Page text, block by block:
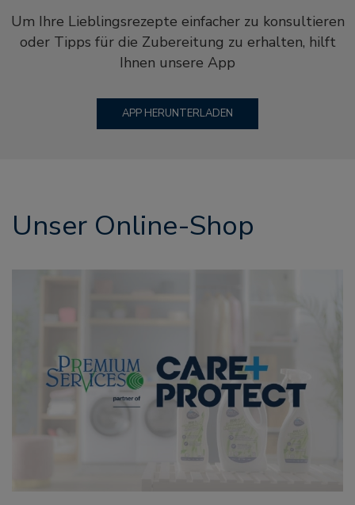
Um Ihre Lieblingsrezepte einfacher zu konsultieren
oder Tipps für die Zubereitung zu erhalten, hilft
Ihnen unsere App
APP HERUNTERLADEN
Unser Online-Shop